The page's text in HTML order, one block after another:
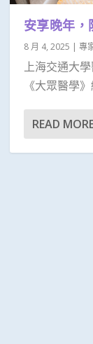
安享晚年，
8 月 4, 2025 | 專
上海交通大
《大眾醫學
READ